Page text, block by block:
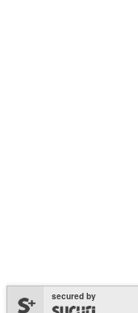
secured by